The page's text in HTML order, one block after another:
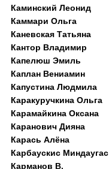
Каминский Леонид
Каммари Ольга
Каневская Татьяна
Кантор Владимир
Капелюш Эмиль
Каплан Вениамин
Капустина Людмила
Каракуручкина Ольга
Карамайкина Оксана
Каранович Дияна
Карась Алёна
Карбаускис Миндаугас
Карманов В.